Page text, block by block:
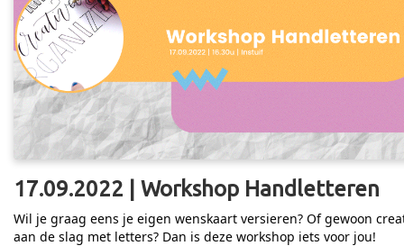
17.09.2022 | Workshop Handletteren
Wil je graag eens je eigen wenskaart versieren? Of gewoon
aan de slag met letters? Dan is deze workshop iets voor jou!